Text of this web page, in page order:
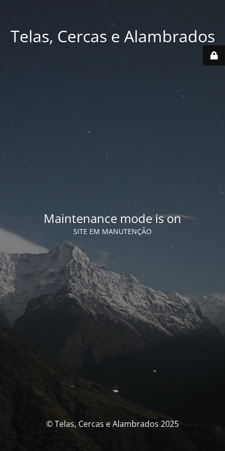
Telas, Cercas e Alambrados
Maintenance mode is on
SITE EM MANUTENÇÃO
© Telas, Cercas e Alambrados 2025